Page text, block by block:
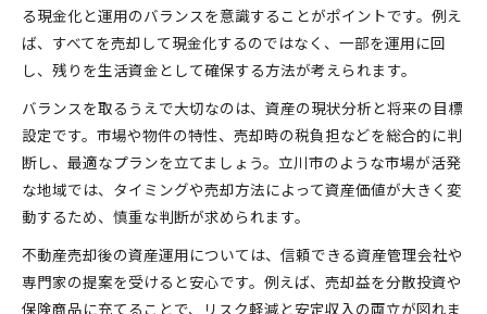
る現金化と運用のバランスを意識することがポイントです。例え
ば、すべてを売却して現金化するのではなく、一部を運用に回
し、残りを生活資金として確保する方法が考えられます。
バランスを取るうえで大切なのは、資産の現状分析と将来の目標
設定です。市場や物件の特性、売却時の税負担などを総合的に判
断し、最適なプランを立てましょう。立川市のような市場が活発
な地域では、タイミングや売却方法によって資産価値が大きく変
動するため、慎重な判断が求められます。
不動産売却後の資産運用については、信頼できる資産管理会社や
専門家の提案を受けると安心です。例えば、売却益を分散投資や
保険商品に充てることで、リスク軽減と安定収入の両立が図れま